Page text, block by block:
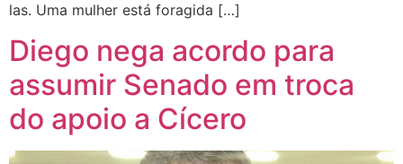
las. Uma mulher está foragida […]
Diego nega acordo para
assumir Senado em troca
do apoio a Cícero